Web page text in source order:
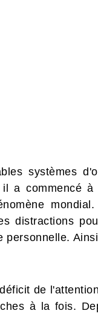
systèmes
a commencé
distractions
de
à la fois.